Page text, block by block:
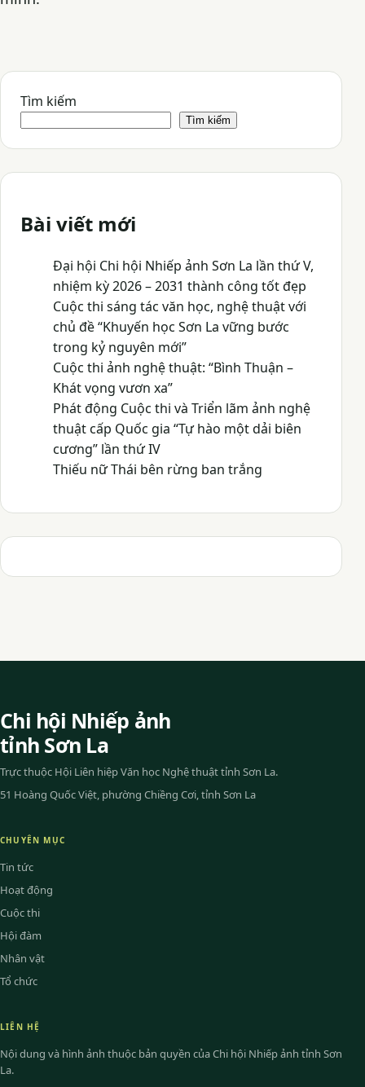
Tìm kiếm
Tìm kiếm
Bài viết mới
Đại hội Chi hội Nhiếp ảnh Sơn La lần thứ V,
nhiệm kỳ 2026 – 2031 thành công tốt đẹp
Cuộc thi sáng tác văn học, nghệ thuật với
chủ đề “Khuyến học Sơn La vững bước
trong kỷ nguyên mới”
Cuộc thi ảnh nghệ thuật: “Bình Thuận –
Khát vọng vươn xa”
Phát động Cuộc thi và Triển lãm ảnh nghệ
thuật cấp Quốc gia “Tự hào một dải biên
cương” lần thứ IV
Thiếu nữ Thái bên rừng ban trắng
Chi hội Nhiếp ảnh
tỉnh Sơn La
Trực thuộc Hội Liên hiệp Văn học Nghệ thuật tỉnh Sơn La.
51 Hoàng Quốc Việt, phường Chiềng Cơi, tỉnh Sơn La
CHUYÊN MỤC
Tin tức
Hoạt động
Cuộc thi
Hội đàm
Nhân vật
Tổ chức
LIÊN HỆ
Nội dung và hình ảnh thuộc bản quyền của Chi hội Nhiếp ảnh tỉnh Sơn
La.